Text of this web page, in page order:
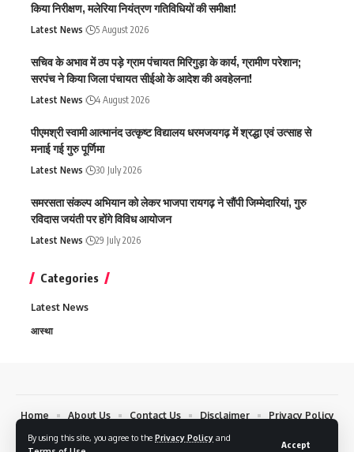
By using this site, you agree to the Privacy Policy and
Accept
किया निरीक्षण, मलेरिया नियंत्रण गतिविधियों की समीक्षा!
Latest News 5 August 2026
सचिव के अभाव में ठप पड़े ग्राम पंचायत मिरिगुड़ा के कार्य, ग्रामीण परेशान;
सरपंच ने किया जिला पंचायत सीईओ के आदेश की अवहेलना!
Latest News 4 August 2026
पीएमश्री स्वामी आत्मानंद उत्कृष्ट विद्यालय धरमजयगढ़ में श्रद्धा एवं उत्साह से
मनाई गई गुरु पूर्णिमा
Latest News 30 July 2026
समरसता संकल्प अभियान को लेकर भाजपा रायगढ़ ने सौंपी जिम्मेदारियां, गुरु
रविदास जयंती पर होंगे विविध आयोजन
Latest News 29 July 2026
Categories
Latest News
आस्था
Copyrights © 2024 Chhattisgarh Today 24 News. All Rights Reserved.
Home About Us Contact Us Disclaimer Privacy Policy